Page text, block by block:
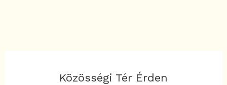
Közösségi Tér Érden